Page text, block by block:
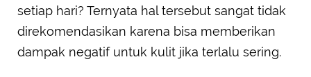
setiap hari? Ternyata hal tersebut sangat tidak
direkomendasikan karena bisa memberikan
dampak negatif untuk kulit jika terlalu sering.